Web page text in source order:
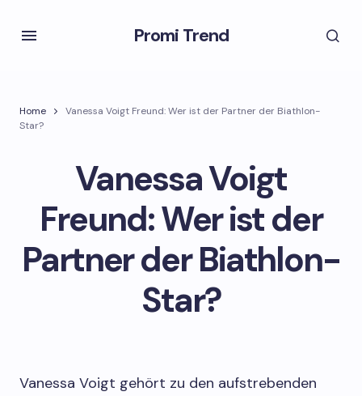
Promi Trend
Home
Vanessa Voigt Freund: Wer ist der Partner der Biathlon-
Star?
Vanessa Voigt
Freund: Wer ist der
Partner der Biathlon-
Star?
Vanessa Voigt gehört zu den aufstrebenden